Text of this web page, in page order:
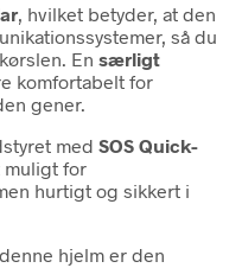
, hvilket betyder, at den
så du
En særligt
komfortabelt for
gener.
med SOS Quick-
muligt for
hurtigt og sikkert i
, denne hjelm er den